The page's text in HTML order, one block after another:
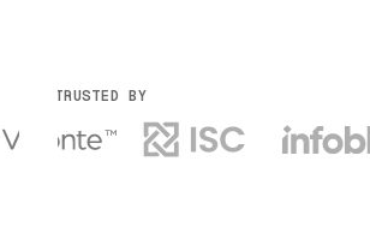
TRUSTED BY